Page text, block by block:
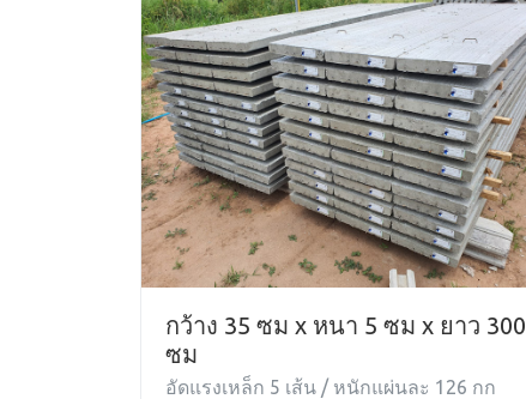
กว้าง 35 ซม x หนา 5 ซม x ยาว 300
ซม
อัดแรงเหล็ก 5 เส้น / หนักแผ่นละ 126 กก